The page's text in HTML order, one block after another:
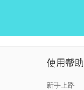
使用帮助
新手上路